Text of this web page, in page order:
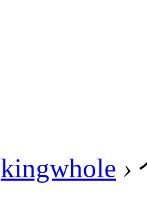
kingwhole ›